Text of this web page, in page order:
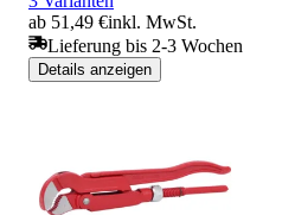
ab 51,49 €inkl. MwSt.
Lieferung bis 2-3 Wochen
Details anzeigen